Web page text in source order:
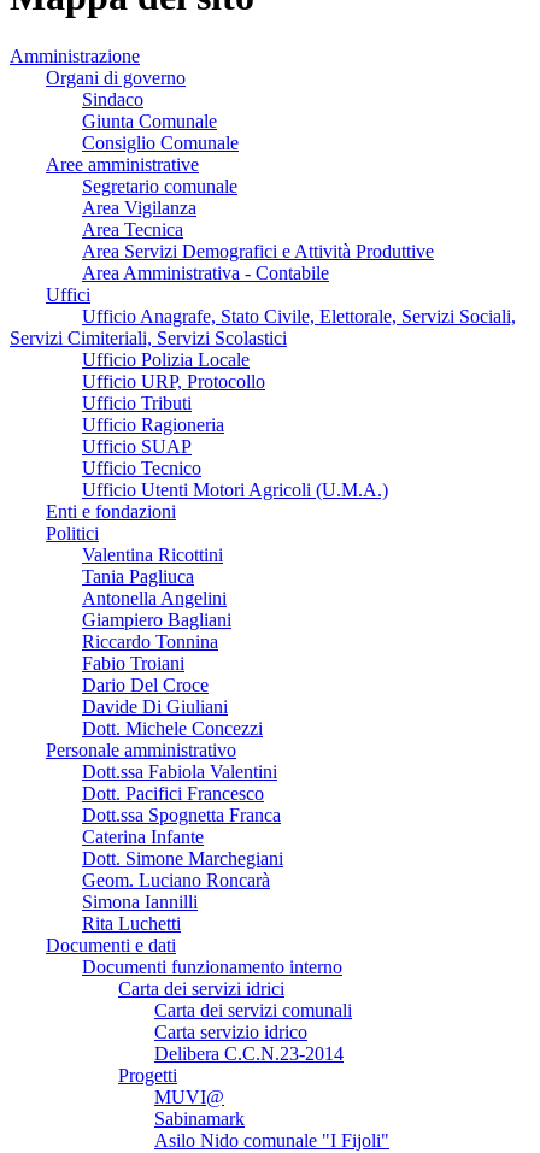
Amministrazione
Organi di governo
Sindaco
Giunta Comunale
Consiglio Comunale
Aree amministrative
Segretario comunale
Area Vigilanza
Area Tecnica
Area Servizi Demografici e Attività Produttive
Area Amministrativa - Contabile
Uffici
Ufficio Anagrafe, Stato Civile, Elettorale, Servizi Sociali,
Servizi Cimiteriali, Servizi Scolastici
Ufficio Polizia Locale
Ufficio URP, Protocollo
Ufficio Tributi
Ufficio Ragioneria
Ufficio SUAP
Ufficio Tecnico
Ufficio Utenti Motori Agricoli (U.M.A.)
Enti e fondazioni
Politici
Valentina Ricottini
Tania Pagliuca
Antonella Angelini
Giampiero Bagliani
Riccardo Tonnina
Fabio Troiani
Dario Del Croce
Davide Di Giuliani
Dott. Michele Concezzi
Personale amministrativo
Dott.ssa Fabiola Valentini
Dott. Pacifici Francesco
Dott.ssa Spognetta Franca
Caterina Infante
Dott. Simone Marchegiani
Geom. Luciano Roncarà
Simona Iannilli
Rita Luchetti
Documenti e dati
Documenti funzionamento interno
Carta dei servizi idrici
Carta dei servizi comunali
Carta servizio idrico
Delibera C.C.N.23-2014
Progetti
MUVI@
Sabinamark
Asilo Nido comunale "I Fijoli"